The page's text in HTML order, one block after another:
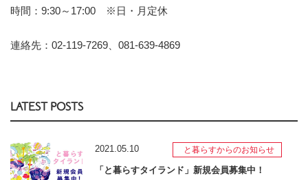
時間：9:30～17:00 ※日・月定休
連絡先：02-119-7269、081-639-4869
LATEST POSTS
2021.05.10 と暮らすからのお知らせ
「と暮らすタイランド」新規会員募集中！